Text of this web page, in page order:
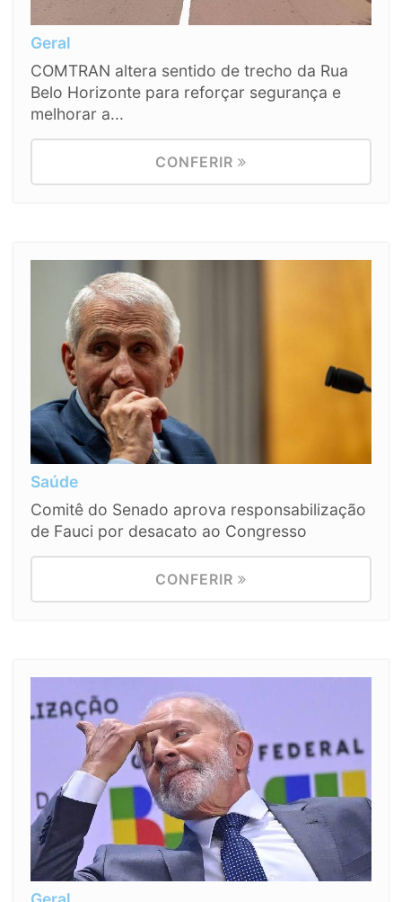
Geral
COMTRAN altera sentido de trecho da Rua
Belo Horizonte para reforçar segurança e
melhorar a...
CONFERIR
Saúde
Comitê do Senado aprova responsabilização
de Fauci por desacato ao Congresso
CONFERIR